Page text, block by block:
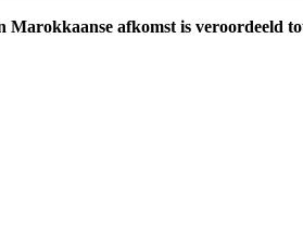
Marokkaanse afkomst is veroordeeld